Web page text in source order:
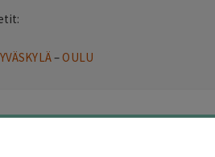
–OULU